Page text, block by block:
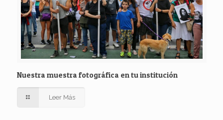
Nuestra muestra fotográfica en tu institución
Leer Más